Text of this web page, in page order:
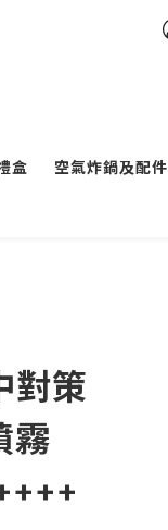
盒 空氣炸鍋及配件
對策
霧